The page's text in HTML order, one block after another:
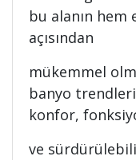
bu alanın
açısından
mükemmel
banyo
konfor,
ve